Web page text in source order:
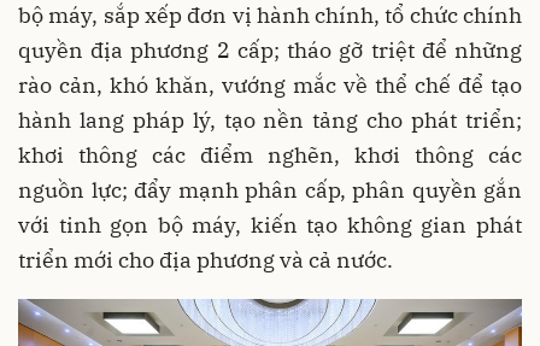
bộ máy, sắp xếp đơn vị hành chính, tổ chức chính
quyền địa phương 2 cấp; tháo gỡ triệt để những
rào cản, khó khăn, vướng mắc về thể chế để tạo
hành lang pháp lý, tạo nền tảng cho phát triển;
khơi thông các điểm nghẽn, khơi thông các
nguồn lực; đẩy mạnh phân cấp, phân quyền gắn
với tinh gọn bộ máy, kiến tạo không gian phát
triển mới cho địa phương và cả nước.